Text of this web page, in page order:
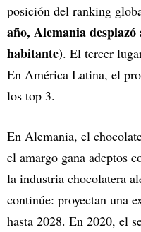
posición del ranking
año, Alemania
habitante). El tercer
En América Latina, el
los top 3.
En Alemania, el
el amargo gana adeptos
la industria chocolatera
continúe: proyectan una
hasta 2028. En 2020, el